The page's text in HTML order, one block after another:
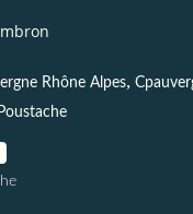
Rhône Alpes,